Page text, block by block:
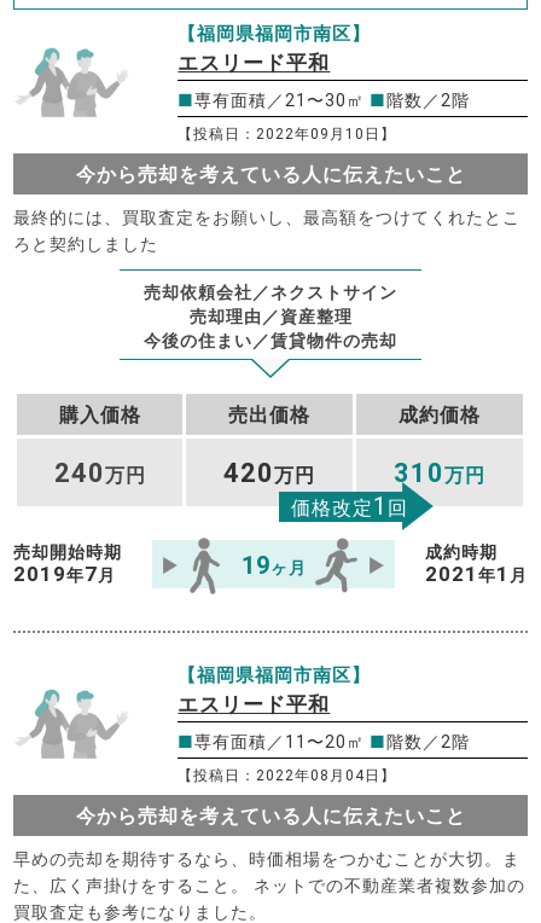
【福岡県福岡市南区】
エスリード平和
■専有面積／21〜30㎡ ■階数／2階
【投稿日：2022年09月10日】
今から売却を考えている人に伝えたいこと
最終的には、買取査定をお願いし、最高額をつけてくれたとこ
ろと契約しました
売却依頼会社／ネクストサイン
売却理由／資産整理
今後の住まい／賃貸物件の売却
購入価格 売出価格 成約価格
240万円 420万円 310万円
価格改定1 回
売却開始時期
2019年7 月 19ヶ月
成約時期
2021 年1 月
【福岡県福岡市南区】
エスリード平和
■専有面積／11〜20㎡ ■階数／2階
【投稿日：2022年08月04日】
今から売却を考えている人に伝えたいこと
早めの売却を期待するなら、時価相場をつかむことが大切。ま
た、広く声掛けをすること。 ネットでの不動産業者複数参加の
買取査定も参考になりました。